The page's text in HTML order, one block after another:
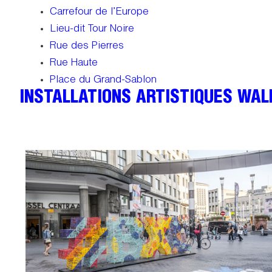
Carrefour de l’Europe
Lieu-dit Tour Noire
Rue des Pierres
Rue Haute
Place du Grand-Sablon
INSTALLATIONS ARTISTIQUES